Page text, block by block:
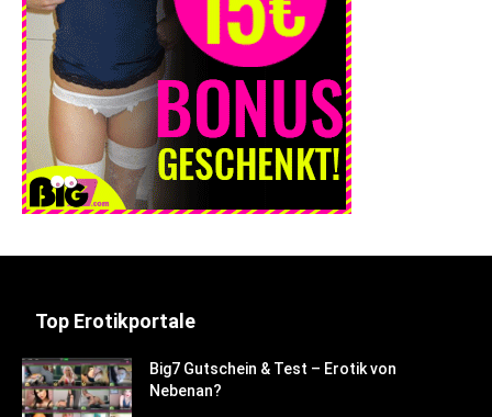
Top Erotikportale
Big7 Gutschein & Test – Erotik von
Nebenan?